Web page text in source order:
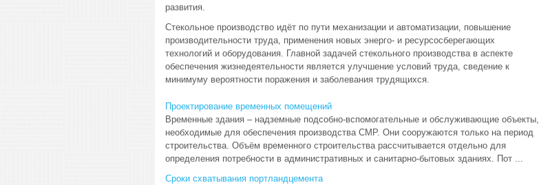
развития.
Стекольное производство идёт по пути механизации и автоматизации, повышение
производительности труда, применения новых энерго- и ресурсосберегающих
технологий и оборудования. Главной задачей стекольного производства в аспекте
обеспечения жизнедеятельности является улучшение условий труда, сведение к
минимуму вероятности поражения и заболевания трудящихся.
Проектирование временных помещений
Временные здания – надземные подсобно-вспомогательные и обслуживающие объекты,
необходимые для обеспечения производства СМР. Они сооружаются только на период
строительства. Объём временного строительства рассчитывается отдельно для
определения потребности в административных и санитарно-бытовых зданиях. Пот ...
Сроки схватывания портландцемента